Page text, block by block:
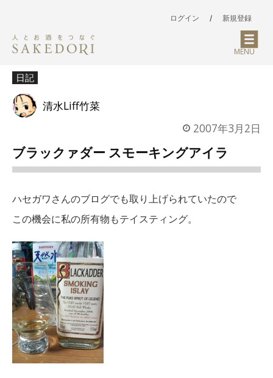
ログイン / 新規登録
MENU
日記
清水Liff竹菜
2007年3月2日
ブラックァダー スモーキングアイラ
ハセガワさんのブログでも取り上げられていたので
この機会に私の所有物もテイスティング。